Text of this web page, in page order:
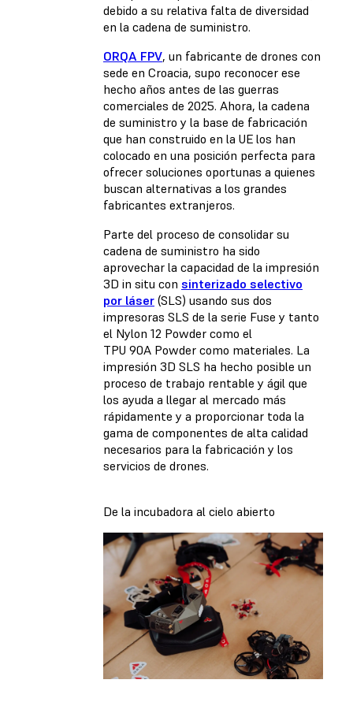
debido a su relativa falta de diversidad
en la cadena de suministro.
ORQA FPV, un fabricante de drones con
sede en Croacia, supo reconocer ese
hecho años antes de las guerras
comerciales de 2025. Ahora, la cadena
de suministro y la base de fabricación
que han construido en la UE los han
colocado en una posición perfecta para
ofrecer soluciones oportunas a quienes
buscan alternativas a los grandes
fabricantes extranjeros.
Parte del proceso de consolidar su
cadena de suministro ha sido
aprovechar la capacidad de la impresión
3D in situ con sinterizado selectivo
por láser (SLS) usando sus dos
impresoras SLS de la serie Fuse y tanto
el Nylon 12 Powder como el
TPU 90A Powder como materiales. La
impresión 3D SLS ha hecho posible un
proceso de trabajo rentable y ágil que
los ayuda a llegar al mercado más
rápidamente y a proporcionar toda la
gama de componentes de alta calidad
necesarios para la fabricación y los
servicios de drones.
De la incubadora al cielo abierto